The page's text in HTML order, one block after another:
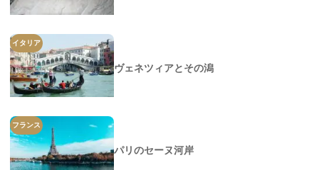
イタリア
ヴェネツィアとその潟
フランス
パリのセーヌ河岸